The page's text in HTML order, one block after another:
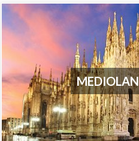
MEDIOLAN